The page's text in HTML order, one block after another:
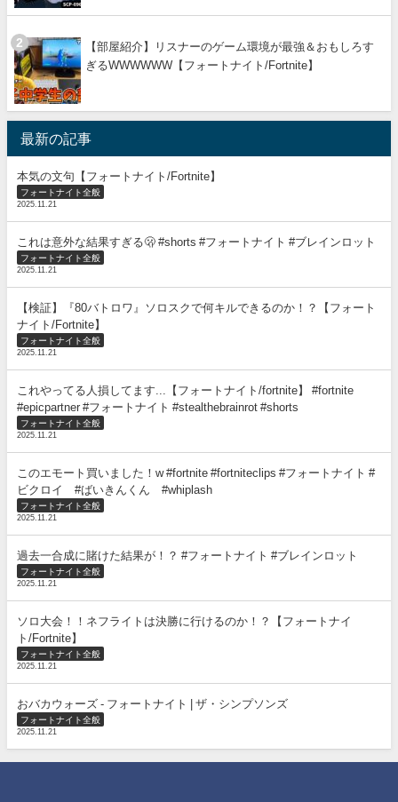
【部屋紹介】リスナーのゲーム環境が最強＆おもしろす
ぎるWWWWWW【フォートナイト/Fortnite】
最新の記事
本気の文句【フォートナイト/Fortnite】
フォートナイト全般
2025.11.21
これは意外な結果すぎる🫢 #shorts #フォートナイト #ブレインロット
フォートナイト全般
2025.11.21
【検証】『80バトロワ』ソロスクで何キルできるのか！？【フォート
ナイト/Fortnite】
フォートナイト全般
2025.11.21
これやってる人損してます...【フォートナイト/fortnite】 #fortnite
#epicpartner #フォートナイト #stealthebrainrot #shorts
フォートナイト全般
2025.11.21
このエモート買いました！w #fortnite #fortniteclips #フォートナイト #
ビクロイ #ばいきんくん #whiplash
フォートナイト全般
2025.11.21
過去一合成に賭けた結果が！？ #フォートナイト #ブレインロット
フォートナイト全般
2025.11.21
ソロ大会！！ネフライトは決勝に行けるのか！？【フォートナイ
ト/Fortnite】
フォートナイト全般
2025.11.21
おバカウォーズ - フォートナイト | ザ・シンプソンズ
フォートナイト全般
2025.11.21